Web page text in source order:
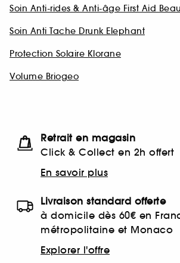
Soin Anti-rides & Anti-âge First Aid
Soin Anti Tache Drunk Elephant
Protection Solaire Klorane
Volume Briogeo
Retrait en magasin
Click & Collect en 2h offert
En savoir plus
Livraison standard offerte
à domicile dès 60€ en
métropolitaine et Monaco
Explorer l'offre